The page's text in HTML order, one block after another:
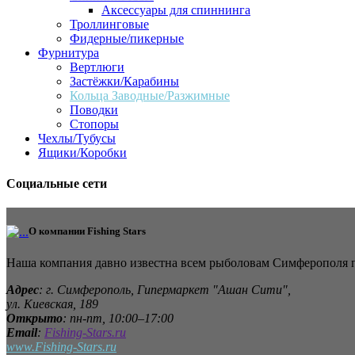
Аксессуары для спиннинга
Троллинговые
Фидерные/пикерные
Фурнитура
Вертлюги
Застёжки/Карабины
Кольца Заводные/Разжимные
Поводки
Стопоры
Чехлы/Тубусы
Ящики/Коробки
Социальные сети
О компании Fishing Stars
Наша компания давно известна всем рыболовам Симферополя
Адрес: г. Симферополь, Гипермаркет "Ашан Сити",
ул. Киевская, 189
Открыто: пн-пт, 10:00–17:00
Email: Fishing-Stars.ru
www.Fishing-Stars.ru